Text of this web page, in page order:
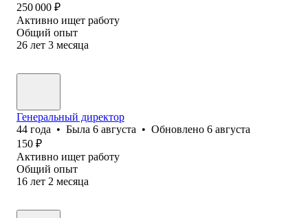
250 000 ₽
Активно ищет работу
Общий опыт
26 лет 3 месяца
Генеральный директор
44 года • Была 6 августа • Обновлено 6 августа
150 ₽
Активно ищет работу
Общий опыт
16 лет 2 месяца